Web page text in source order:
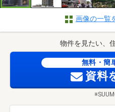
画像の一覧
物件を見たい、
無料・簡
資料